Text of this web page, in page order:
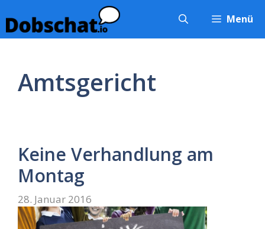
Inhalt
springen
Menü
Amtsgericht
Keine Verhandlung am
Montag
28. Januar 2016